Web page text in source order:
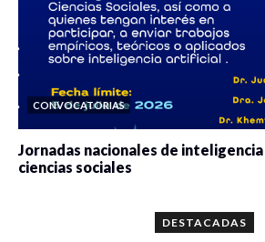
CONVOCATORIAS
Jornadas nacionales de
ciencias sociales
DESTACADAS